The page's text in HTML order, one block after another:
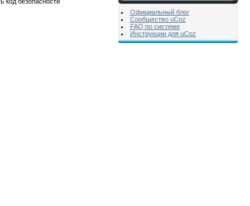
Официальный блог
Сообщество uCoz
FAQ по системе
Инструкции для uCoz